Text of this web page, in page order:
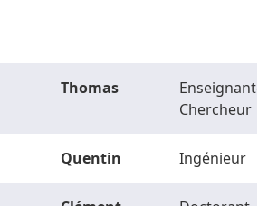
Thomas
Enseignant-
Chercheur
Quentin Ingénieur